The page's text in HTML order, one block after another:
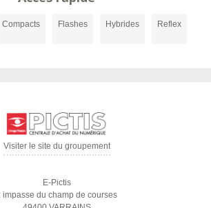
Compacts Flashes Hybrides Reflex
Visiter le site du groupement
E-Pictis
impasse du champ de courses